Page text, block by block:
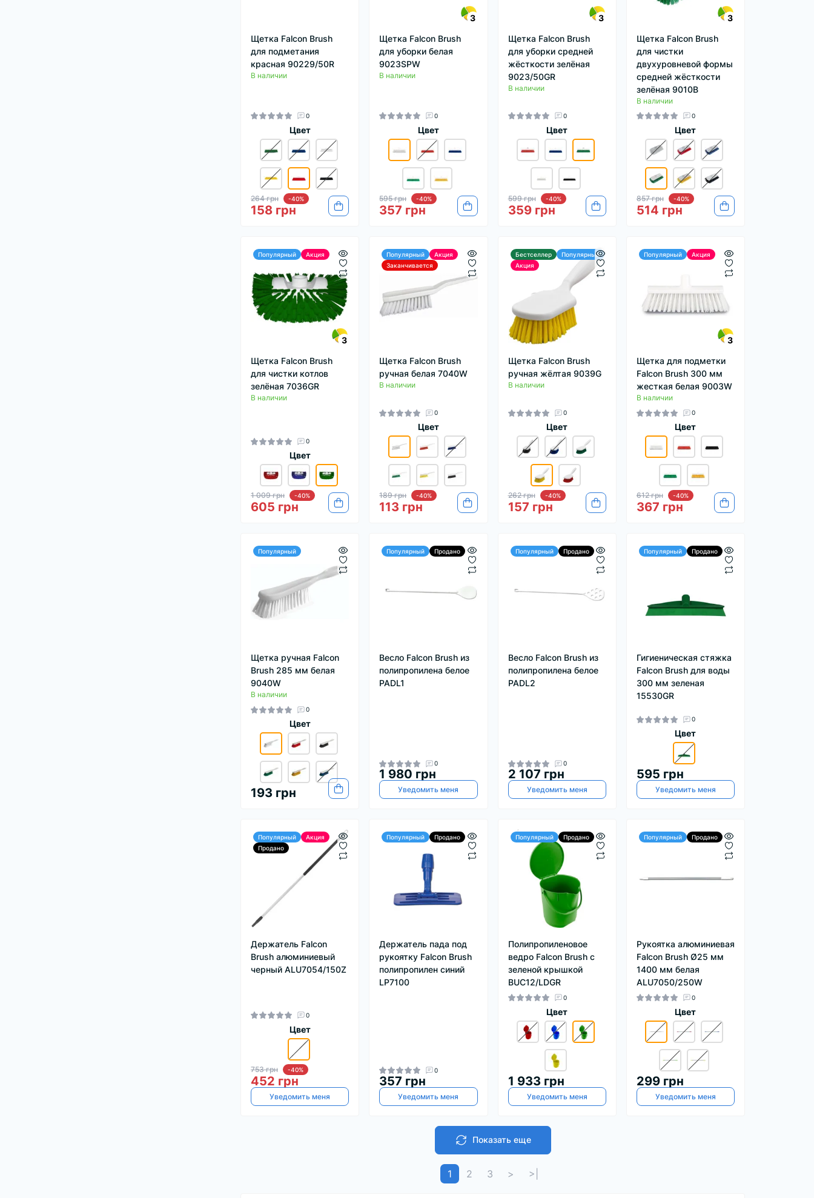
Щетка Falcon Brush
для подметания
красная 90229/50R
В наличии
0
Цвет
264 грн -40%
158 грн
3
Щетка Falcon Brush
для уборки белая
9023SPW
В наличии
0
Цвет
595 грн -40%
357 грн
3
Щетка Falcon Brush
для уборки средней
жёсткости зелёная
9023/50GR
В наличии
0
Цвет
599 грн -40%
359 грн
3
Щетка Falcon Brush
для чистки
двухуровневой формы
средней жёсткости
зелёная 9010B
В наличии
0
Цвет
857 грн -40%
514 грн
Популярный Акция
3
Щетка Falcon Brush
для чистки котлов
зелёная 7036GR
В наличии
0
Цвет
1 009 грн -40%
605 грн
Популярный
Акция
Заканчивается
Щетка Falcon Brush
ручная белая 7040W
В наличии
0
Цвет
189 грн -40%
113 грн
Бестселлер
Популярный
Акция
Щетка Falcon Brush
ручная жёлтая 9039G
В наличии
0
Цвет
262 грн -40%
157 грн
Популярный Акция
3
Щетка для подметки
Falcon Brush 300 мм
жесткая белая 9003W
В наличии
0
Цвет
612 грн -40%
367 грн
Популярный
Щетка ручная Falcon
Brush 285 мм белая
9040W
В наличии
0
Цвет
193 грн
Популярный Продано
Весло Falcon Brush из
полипропилена белое
PADL1
0
1 980 грн
Уведомить меня
Популярный Продано
Весло Falcon Brush из
полипропилена белое
PADL2
0
2 107 грн
Уведомить меня
Популярный Продано
Гигиеническая стяжка
Falcon Brush для воды
300 мм зеленая
15530GR
0
Цвет
595 грн
Уведомить меня
Популярный
Акция
Продано
Держатель Falcon
Brush алюминиевый
черный ALU7054/150Z
0
Цвет
753 грн -40%
452 грн
Уведомить меня
Популярный Продано
Держатель пада под
рукоятку Falcon Brush
полипропилен синий
LP7100
0
357 грн
Уведомить меня
Популярный Продано
Полипропиленовое
ведро Falcon Brush с
зеленой крышкой
BUC12/LDGR
0
Цвет
1 933 грн
Уведомить меня
Популярный Продано
Рукоятка алюминиевая
Falcon Brush Ø25 мм
1400 мм белая
ALU7050/250W
0
Цвет
299 грн
Уведомить меня
Показать еще
1 2 3 > >|